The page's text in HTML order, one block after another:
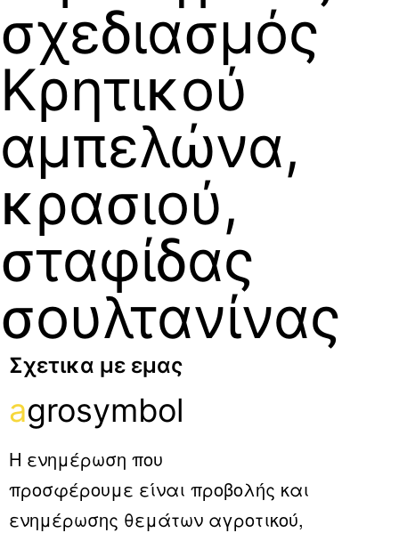
σχεδιασμός
Κρητικού
αμπελώνα,
κρασιού,
σταφίδας
σουλτανίνας
Σχετικα με εμας
agrosymbol
Η ενημέρωση που
προσφέρουμε είναι προβολής και
ενημέρωσης θεμάτων αγροτικού,